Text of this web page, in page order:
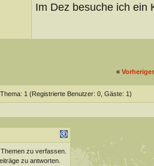
Im Dez besuche ich ein
«
1 (Registrierte Benutzer: 0, Gäste: 1)
zu verfassen.
zu antworten.